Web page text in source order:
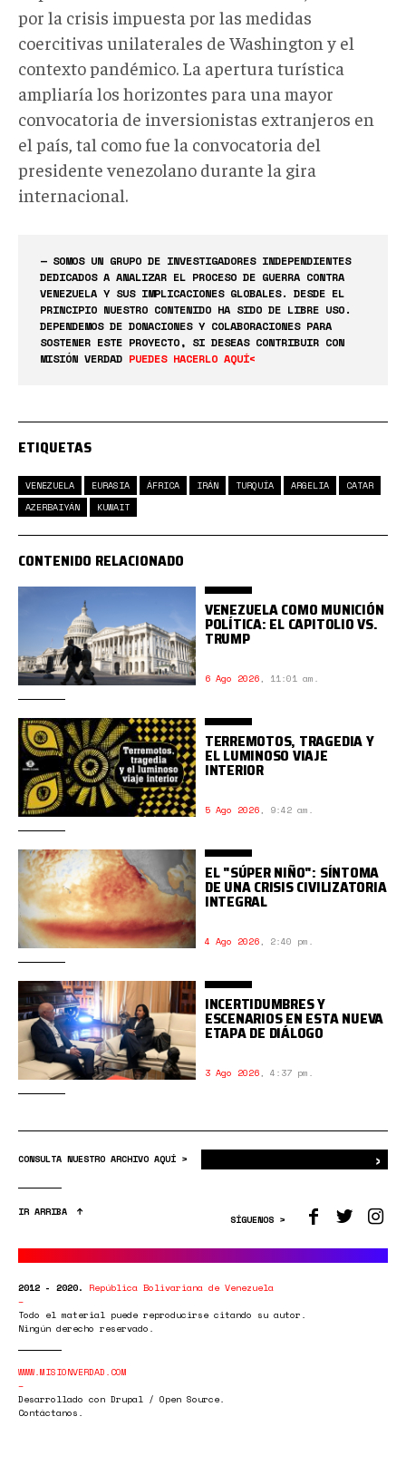
por la crisis impuesta por las medidas
coercitivas unilaterales de Washington y el
contexto pandémico. La apertura turística
ampliaría los horizontes para una mayor
convocatoria de inversionistas extranjeros en
el país, tal como fue la convocatoria del
presidente venezolano durante la gira
internacional.
— SOMOS UN GRUPO DE INVESTIGADORES INDEPENDIENTES
DEDICADOS A ANALIZAR EL PROCESO DE GUERRA CONTRA
VENEZUELA Y SUS IMPLICACIONES GLOBALES. DESDE EL
PRINCIPIO NUESTRO CONTENIDO HA SIDO DE LIBRE USO.
DEPENDEMOS DE DONACIONES Y COLABORACIONES PARA
SOSTENER ESTE PROYECTO, SI DESEAS CONTRIBUIR CON
MISIÓN VERDAD PUEDES HACERLO AQUÍ<
ETIQUETAS
VENEZUELA EURASIA ÁFRICA IRÁN TURQUÍA ARGELIA
CATAR
AZERBAIYÁN
KUWAIT
CONTENIDO RELACIONADO
VENEZUELA COMO MUNICIÓN
POLÍTICA: EL CAPITOLIO VS.
TRUMP
6 Ago 2026, 11:01 am.
TERREMOTOS, TRAGEDIA Y
EL LUMINOSO VIAJE
INTERIOR
5 Ago 2026, 9:42 am.
EL "SÚPER NIÑO": SÍNTOMA
DE UNA CRISIS CIVILIZATORIA
INTEGRAL
4 Ago 2026, 2:40 pm.
INCERTIDUMBRES Y
ESCENARIOS EN ESTA NUEVA
ETAPA DE DIÁLOGO
3 Ago 2026, 4:37 pm.
CONSULTA NUESTRO ARCHIVO AQUÍ > ›
IR ARRIBA
SÍGUENOS >
2012 - 2020. República Bolivariana de Venezuela
Todo el material puede reproducirse citando su autor.
Ningún derecho reservado.
WWW.MISIONVERDAD.COM
Desarrollado con Drupal / Open Source.
Contáctanos.